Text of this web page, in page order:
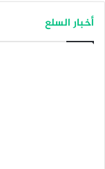
أخبار السلع